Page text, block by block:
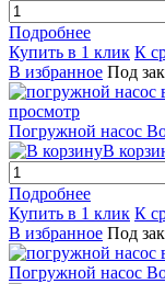
Подробнее
Купить в 1 клик К
В избранное Под
просмотр
Погружной насос
В
Подробнее
Купить в 1 клик К
В избранное Под
Погружной насос